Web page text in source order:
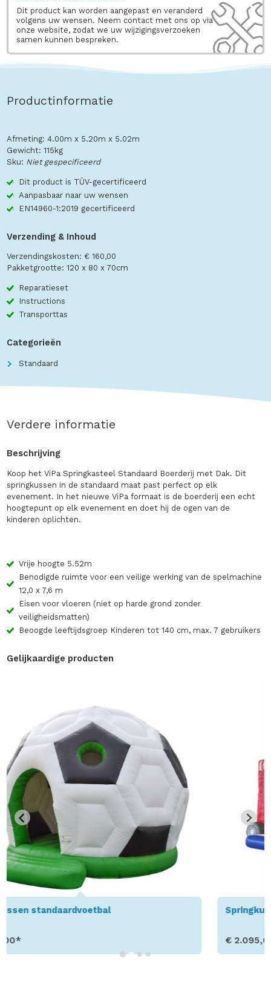
Dit product kan worden aangepast en veranderd
volgens uw wensen. Neem contact met ons op via
onze website, zodat we uw wijzigingsverzoeken
samen kunnen bespreken.
Productinformatie
Afmeting: 4.00m x 5.20m x 5.02m
Gewicht: 115kg
Sku: Niet gespecificeerd
Dit product is TÜV-gecertificeerd
Aanpasbaar naar uw wensen
EN14960-1:2019 gecertificeerd
Verzending & Inhoud
Verzendingskosten: € 160,00
Pakketgrootte: 120 x 80 x 70cm
Reparatieset
Instructions
Transporttas
Categorieën
Standaard
Verdere informatie
Beschrijving
Koop het ViPa Springkasteel Standaard Boerderij met Dak. Dit
springkussen in de standaard maat past perfect op elk
evenement. In het nieuwe ViPa formaat is de boerderij een echt
hoogtepunt op elk evenement en doet hij de ogen van de
kinderen oplichten.
Vrije hoogte 5.52m
Benodigde ruimte voor een veilige werking van de spelmachine
12,0 x 7,6 m
Eisen voor vloeren (niet op harde grond zonder
veiligheidsmatten)
Beoogde leeftijdsgroep Kinderen tot 140 cm, max. 7 gebruikers
Gelijkaardige producten
Springkussen Standard Foodtruck